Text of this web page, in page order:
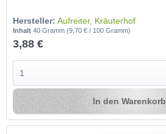
Hersteller: Aufreiter, Kräuterhof
Inhalt40 Gramm(9,70 € / 100 Gramm)
3,88 €
In den Warenkorb